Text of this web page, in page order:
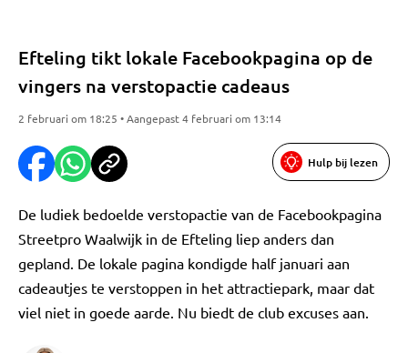
Efteling tikt lokale Facebookpagina op de
vingers na verstopactie cadeaus
2 februari om 18:25 • Aangepast 4 februari om 13:14
Hulp bij lezen
De ludiek bedoelde verstopactie van de Facebookpagina
Streetpro Waalwijk in de Efteling liep anders dan
gepland. De lokale pagina kondigde half januari aan
cadeautjes te verstoppen in het attractiepark, maar dat
viel niet in goede aarde. Nu biedt de club excuses aan.